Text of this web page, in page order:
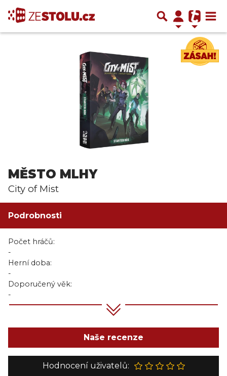
MĚSTO MLHY
City of Mist
Podrobnosti
Počet hráčů:
-
Herní doba:
-
Doporučený věk:
-
Naše recenze
Hodnocení uživatelů: